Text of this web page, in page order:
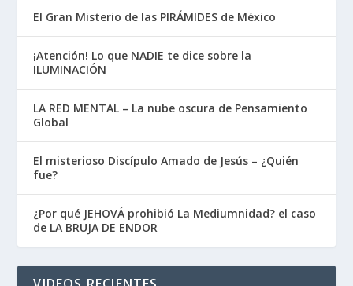
El Gran Misterio de las PIRÁMIDES de México
¡Atención! Lo que NADIE te dice sobre la
ILUMINACIÓN
LA RED MENTAL – La nube oscura de Pensamiento
Global
El misterioso Discípulo Amado de Jesús – ¿Quién
fue?
¿Por qué JEHOVÁ prohibió La Mediumnidad? el caso
de LA BRUJA DE ENDOR